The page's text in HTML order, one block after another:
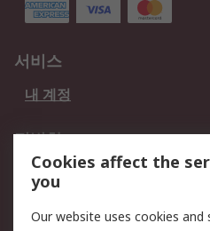
서비스
내 계정
적법한
개인 정보 보호 정책
웹사이트 사용 약관
Cookies affect the
you
Our website uses cookies